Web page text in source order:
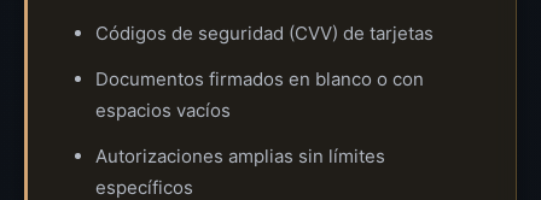
Códigos de seguridad (CVV) de tarjetas
Documentos firmados en blanco o con
espacios vacíos
Autorizaciones amplias sin límites
específicos